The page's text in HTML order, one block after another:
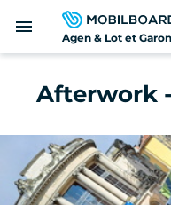
zum
Agen & Lot et
menu
Afterwork